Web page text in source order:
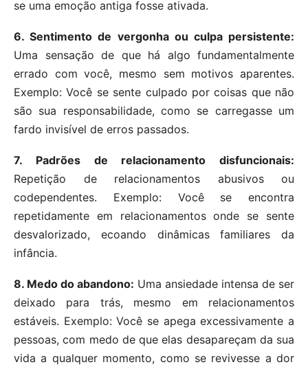
se uma emoção antiga fosse ativada.
6. Sentimento de vergonha ou culpa persistente:
Uma sensação de que há algo fundamentalmente
errado com você, mesmo sem motivos aparentes.
Exemplo: Você se sente culpado por coisas que não
são sua responsabilidade, como se carregasse um
fardo invisível de erros passados.
7. Padrões de relacionamento disfuncionais:
Repetição de relacionamentos abusivos ou
codependentes. Exemplo: Você se encontra
repetidamente em relacionamentos onde se sente
desvalorizado, ecoando dinâmicas familiares da
infância.
8. Medo do abandono: Uma ansiedade intensa de ser
deixado para trás, mesmo em relacionamentos
estáveis. Exemplo: Você se apega excessivamente a
pessoas, com medo de que elas desapareçam da sua
vida a qualquer momento, como se revivesse a dor